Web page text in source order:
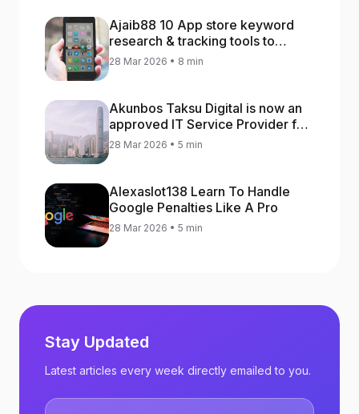
Ajaib88 10 App store keyword
research & tracking tools to
increase app rankings
28 Mar 2026 • 8 min
Akunbos Taksu Digital is now an
approved IT Service Provider for
the Hong Kong Distance Business
28 Mar 2026 • 5 min
Alexaslot138 Learn To Handle
Google Penalties Like A Pro
28 Mar 2026 • 5 min
Stay Updated
Latest articles every week directly emailed to you.